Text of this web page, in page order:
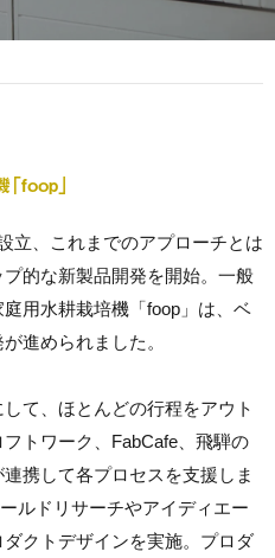
foop」
立、これまでのアプローチとは
的な新製品開発を開始。一般
用水耕栽培機「foop」は、ベ
進められました。
て、ほとんどの行程をアウト
トワーク、FabCafe、飛騨の
携して各プロセスを支援しま
ルドリサーチやアイディエー
クトデザインを実施。プロダ